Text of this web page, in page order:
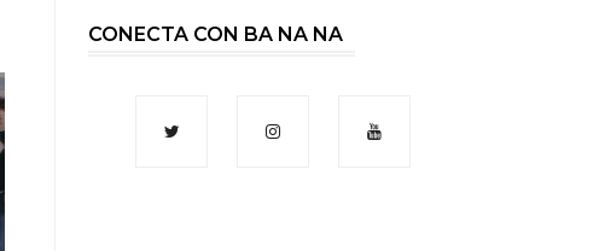
CONECTA CON BA NA NA